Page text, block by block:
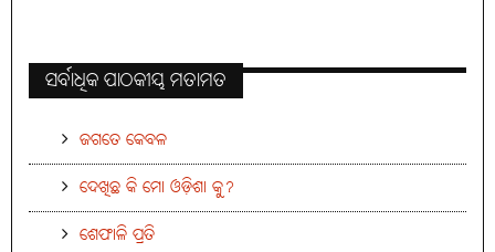
ସର୍ବାଧିକ ପାଠକୀୟ ମତାମତ
ଜଗତେ କେବଳ
ଦେଖିଛ କି ମୋ ଓଡ଼ିଶା କୁ?
ଶେଫାଳି ପ୍ରତି